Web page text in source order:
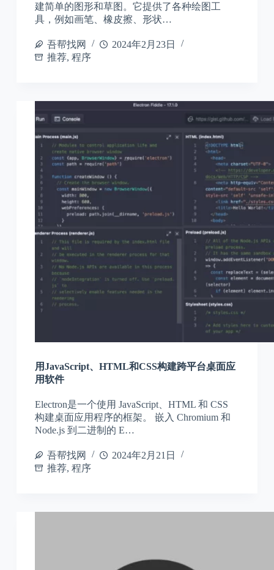
建简单的图形和草图。它提供了各种绘图工
具，例如画笔、橡皮擦、形状…
吾帮找网
2024年2月23日
推荐, 程序
用JavaScript、HTML和CSS构建跨平台桌面应
用软件
Electron是一个使用 JavaScript、HTML 和 CSS
构建桌面应用程序的框架。 嵌入 Chromium 和
Node.js 到二进制的 E…
吾帮找网
2024年2月21日
推荐, 程序